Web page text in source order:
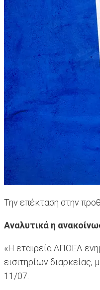
Την επέκταση στην
Αναλυτικά η
«Η εταιρεία ΑΠΟΕΛ
εισιτηρίων
11/07.